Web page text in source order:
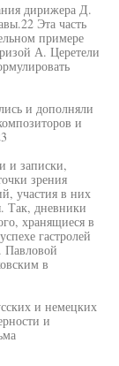
дирижера Д.
Эта часть
примере
А. Церетели
и дополняли
и
и записки,
зрения
участия в них
Так, дневники
хранящиеся в
гастролей
Павловой
в
и немецких
и